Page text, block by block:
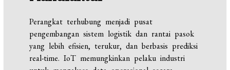
Perangkat terhubung menjadi pusat
pengembangan sistem logistik dan rantai pasok
yang lebih efisien, terukur, dan berbasis prediksi
real-time. IoT memungkinkan pelaku industri